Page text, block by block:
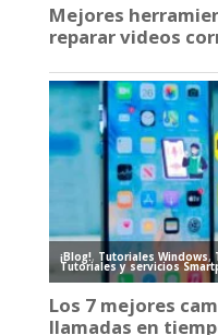
Mejores
reparar videos
¡Blog!, Tutoriales Windows,
Tutoriales y servicios
Los 7 mejores
llamadas en